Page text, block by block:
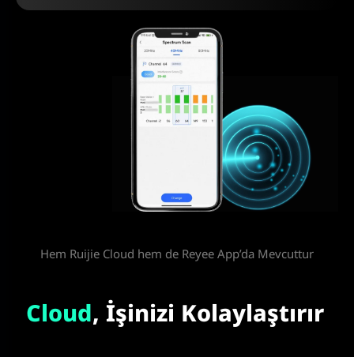
Hem Ruijie Cloud hem de Reyee App’da Mevcuttur
Cloud, İşinizi Kolaylaştırır